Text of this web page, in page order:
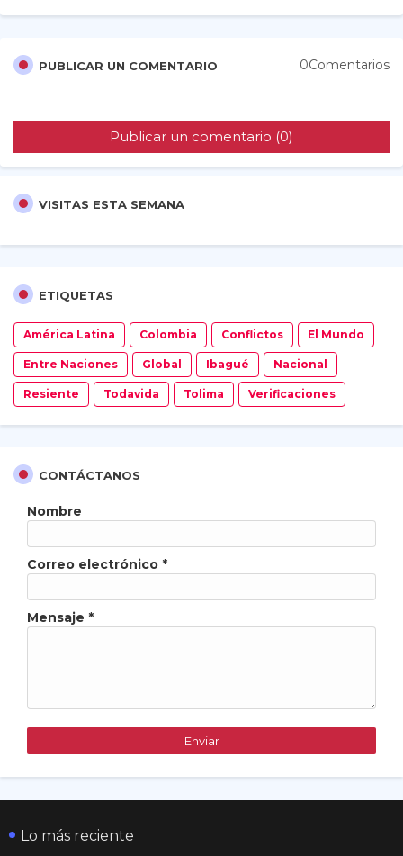
PUBLICAR UN COMENTARIO 0Comentarios
Publicar un comentario (0)
VISITAS ESTA SEMANA
ETIQUETAS
América Latina Colombia Conflictos El Mundo
Entre Naciones Global Ibagué Nacional
Resiente Todavida Tolima Verificaciones
CONTÁCTANOS
Nombre
Correo electrónico *
Mensaje *
Lo más reciente